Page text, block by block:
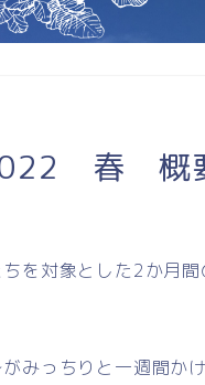
春 概
を対象とした2か月
みっちりと一週間か